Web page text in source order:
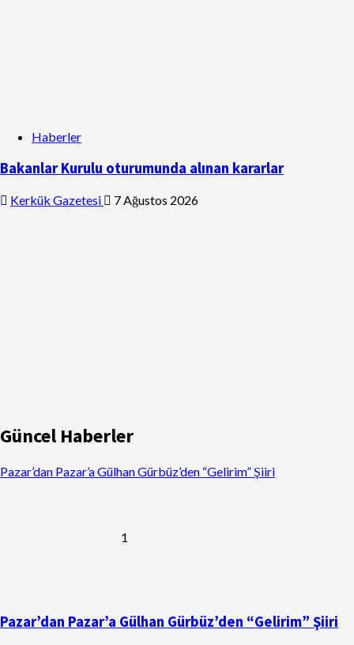
Haberler
Bakanlar Kurulu oturumunda alınan kararlar
Kerkük Gazetesi 7 Ağustos 2026
Güncel Haberler
Pazar’dan Pazar’a Gülhan Gürbüz’den “Gelirim” Şiiri
1
Pazar’dan Pazar’a Gülhan Gürbüz’den “Gelirim” Şiiri